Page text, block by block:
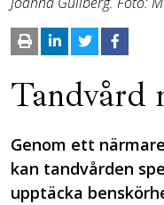
Tandvård
Genom ett
kan tandvården
upptäcka